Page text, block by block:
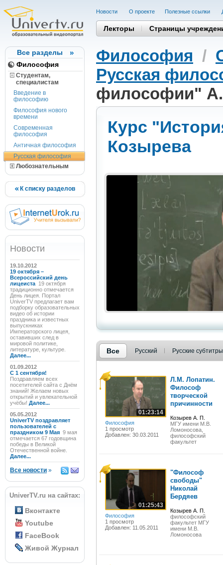
Все разделы
Философия
Студентам,
cпециалистам
Введение в
философию
Философия нового
времени
Современная
философия
Античная философия
Русская философия
Любознательным
К списку разделов
Новости
19.10.2012
19 октября –
Всероссийский день
лицеиста 19 октября
традиционно отмечается
День лицея. Портал
UniverTV предлагает вам
подборку образовательных
видео об истории
праздника и известных
выпускниках
Императорского лицея,
оставивших след в
мировой политике,
литературе, культуре.
Далее...
01.09.2012
C 1 сентября!
Поздравляем всех
посетителей сайта с Днём
знаний! Желаем новых
открытий и увлекательной
учёбы! Далее...
05.05.2012
UniverTV поздравляет
пользователей с
праздником 9 Мая 9 мая
отмечается 67 годовщина
победы в Великой
Отечественной войне.
Далее...
Все новости »
UniverTV.ru на сайтах:
Вконтакте
Youtube
FaceBook
Живой Журнал
Новости О проекте Полезные cсылки
Лекторы Страницы
Философия /
Русская
философии"
Курс
Козырева
Все Русский Русские субтитры
01:23:14
Философия
1 просмотр
Добавлен: 30.03.2011
Л.М. Лопатин.
Философ
творческой
причинности
Козырев А. П.
МГУ имени М.В.
Ломоносова,
философский
факультет
01:25:43
Философия
1 просмотр
Добавлен: 11.05.2011
"Философ
свободы"
Николай
Бердяев
Козырев А. П.
философский
факультет МГУ
имени М.В.
Ломоносова